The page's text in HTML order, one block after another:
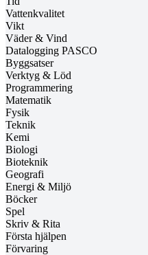
Vattenkvalitet
Vikt
Väder & Vind
Datalogging PASCO
Byggsatser
Verktyg & Löd
Programmering
Matematik
Fysik
Teknik
Kemi
Biologi
Bioteknik
Geografi
Energi & Miljö
Böcker
Spel
Skriv & Rita
Första hjälpen
Förvaring